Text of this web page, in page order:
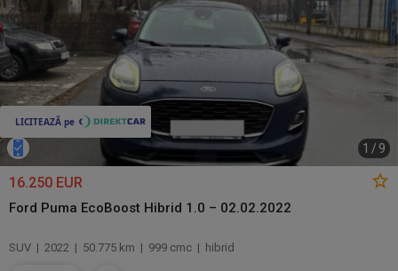
1 / 9
16.250 EUR
Ford Puma EcoBoost Hibrid 1.0 – 02.02.2022
SUV | 2022 | 50.775 km | 999 cmc | hibrid